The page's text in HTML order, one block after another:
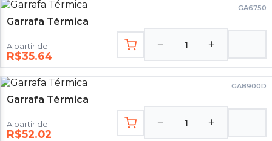
GA6750
Garrafa Térmica
A partir de
R$35.64
− 1 +
GA8900D
Garrafa Térmica
A partir de
R$52.02
− 1 +